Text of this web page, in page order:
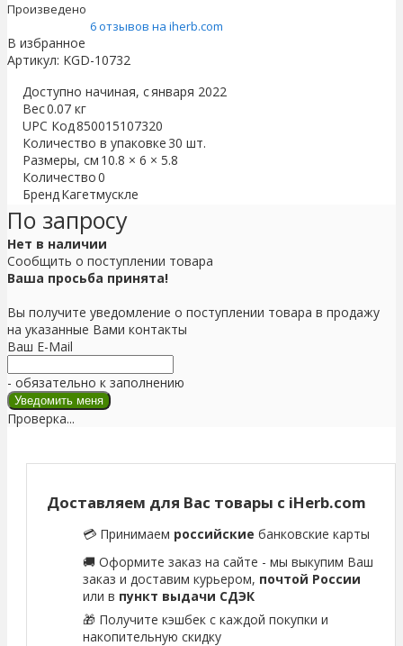
Произведено
6 отзывов на iherb.com
В избранное
Артикул: KGD-10732
Доступно начиная, сянваря 2022
Вес0.07 кг
UPC Код850015107320
Количество в упаковке 30 шт.
Размеры, см 10.8 × 6 × 5.8
Количество0
БрендКагетмускле
По запросу
Нет в наличии
Сообщить о поступлении товара
Ваша просьба принята!
Вы получите уведомление о поступлении товара в продажу
на указанные Вами контакты
Ваш E-Mail
- обязательно к заполнению
Проверка...
Доставляем для Вас товары с iHerb.com
💳 Принимаем российские банковские карты
🚚 Оформите заказ на сайте - мы выкупим Ваш
заказ и доставим курьером, почтой России
или в пункт выдачи СДЭК
🎁 Получите кэшбек с каждой покупки и
накопительную скидку